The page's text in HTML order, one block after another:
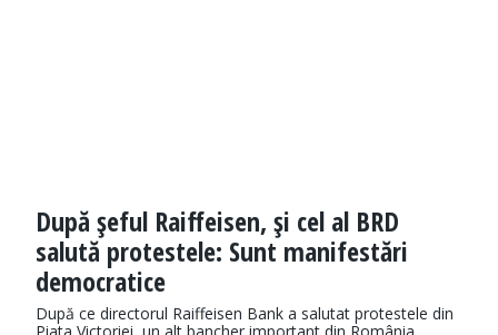
După şeful Raiffeisen, şi cel al BRD
salută protestele: Sunt manifestări
democratice
După ce directorul Raiffeisen Bank a salutat protestele din